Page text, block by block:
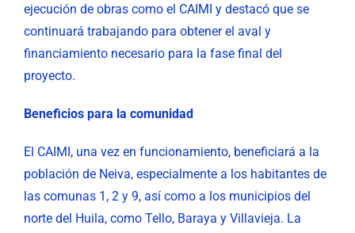
ejecución de obras como el CAIMI y destacó que se
continuará trabajando para obtener el aval y
financiamiento necesario para la fase final del
proyecto.
Beneficios para la comunidad
El CAIMI, una vez en funcionamiento, beneficiará a la
población de Neiva, especialmente a los habitantes de
las comunas 1, 2 y 9, así como a los municipios del
norte del Huila, como Tello, Baraya y Villavieja. La